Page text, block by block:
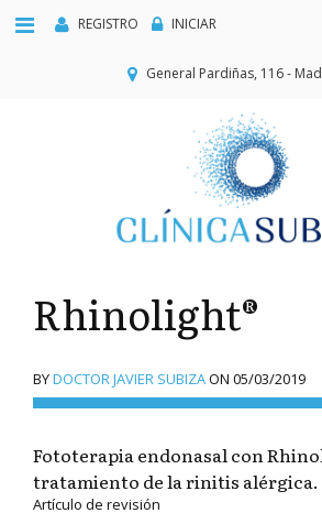
REGISTRO INICIAR
General Pardiñas, 116 -
Rhinolight®
BYDOCTOR JAVIER SUBIZAON 05/03/2019
Fototerapia endonasal con
tratamiento de la rinitis alérgica.
Artículo de revisión